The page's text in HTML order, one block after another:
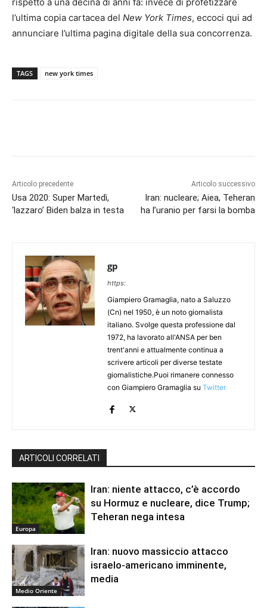
rispetto a una decina di anni fa: invece di profetizzare
l’ultima copia cartacea del New York Times, eccoci qui ad
annunciare l’ultima pagina digitale della sua concorrenza.
TAGS new york times
Articolo precedente
Usa 2020: Super Martedì,
‘lazzaro’ Biden balza in testa
Articolo successivo
Iran: nucleare; Aiea, Teheran
ha l’uranio per farsi la bomba
gp
https:
Giampiero Gramaglia, nato a Saluzzo
(Cn) nel 1950, è un noto giornalista
italiano. Svolge questa professione dal
1972, ha lavorato all'ANSA per ben
trent'anni e attualmente continua a
scrivere articoli per diverse testate
giornalistiche.Puoi rimanere connesso
con Giampiero Gramaglia su Twitter
ARTICOLI CORRELATI
Europa
Iran: niente attacco, c’è accordo
su Hormuz e nucleare, dice Trump;
Teheran nega intesa
Medio Oriente
Iran: nuovo massiccio attacco
israelo-americano imminente,
media